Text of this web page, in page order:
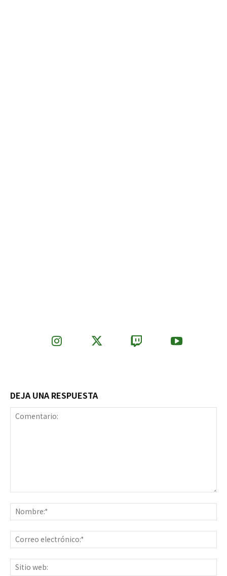
DEJA UNA RESPUESTA